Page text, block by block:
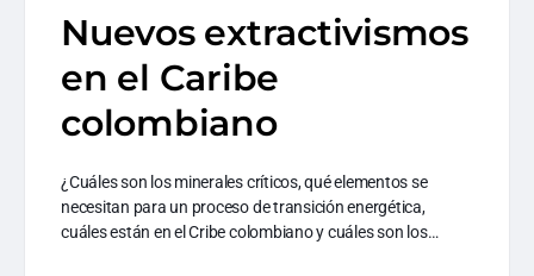
Nuevos extractivismos
en el Caribe
colombiano
¿Cuáles son los minerales críticos, qué elementos se
necesitan para un proceso de transición energética,
cuáles están en el Cribe colombiano y cuáles son los…